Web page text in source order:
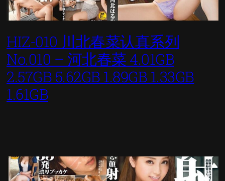
HIZ-010 川北春菜认真系列
No.010 – 河北春菜 4.01GB
2.57GB 5.62GB 1.89GB 1.33GB
1.61GB